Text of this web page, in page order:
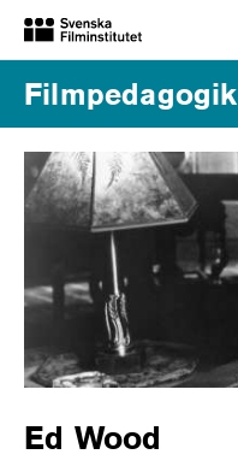
Filmpedagogik
Ed Wood